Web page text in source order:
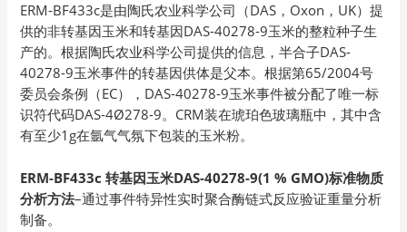
ERM-BF433c是由陶氏农业科学公司（DAS，Oxon，UK）提
供的非转基因玉米和转基因DAS-40278-9玉米的整粒种子生
产的。根据陶氏农业科学公司提供的信息，半合子DAS-
40278-9玉米事件的转基因供体是父本。根据第65/2004号
委员会条例（EC），DAS-40278-9玉米事件被分配了唯一标
识符代码DAS-4Ø278-9。CRM装在琥珀色玻璃瓶中，其中含
有至少1g在氩气气氛下包装的玉米粉。
ERM-BF433c 转基因玉米DAS-40278-9(1 % GMO)标准物质
分析方法–通过事件特异性实时聚合酶链式反应验证重量分析
制备。